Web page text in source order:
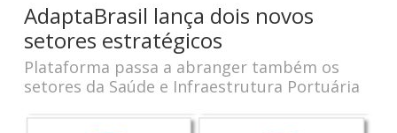
AdaptaBrasil lança dois novos
setores estratégicos
Plataforma passa a abranger também os
setores da Saúde e Infraestrutura Portuária